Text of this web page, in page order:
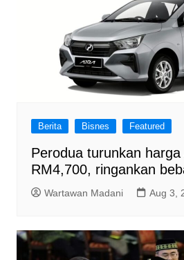
Berita Bisnes Featured
Perodua turunkan
RM4,700, ringankan
Wartawan Madani Aug 3,